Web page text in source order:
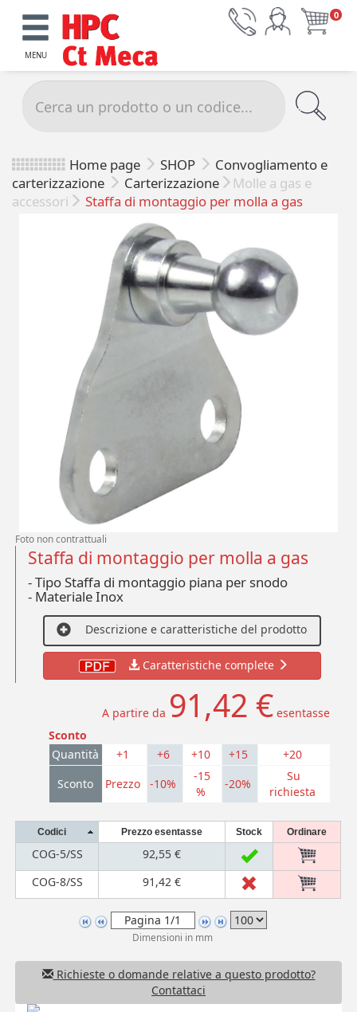
MENU
0
Home page SHOP
Convogliamento e
carterizzazione
Carterizzazione
Molle a gas e
accessori
Staffa di montaggio per molla a gas
Foto non contrattuali
Staffa di montaggio per molla a gas
- Tipo Staffa di montaggio piana per snodo
- Materiale Inox
Descrizione e caratteristiche del prodotto
Caratteristiche complete
A partire da 91,42 € esentasse
Sconto
Quantità
+1 +6 +10 +15
+20
Sconto
Prezzo -10%
-15
%
-20%
Su
richiesta
Codici Prezzo esentasse Stock Ordinare
COG-5/SS
92,55 €
COG-8/SS
91,42 €
Dimensioni in mm
Richieste o domande relative a questo prodotto?
Contattaci